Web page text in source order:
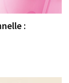
: